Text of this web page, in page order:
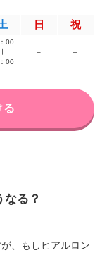
日 祝
00
00
– –
る
なる？
、もしヒアルロン